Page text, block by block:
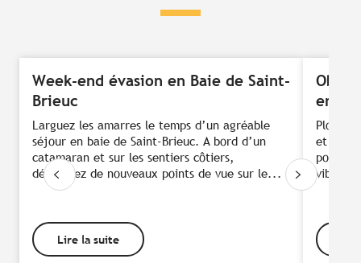
Week-end évasion en Baie de Saint-
Brieuc
Larguez les amarres le temps d’un agréable
séjour en baie de Saint-Brieuc. A bord d’un
catamaran et sur les sentiers côtiers,
découvrez de nouveaux points de vue sur le...
Lire la suite
en
et
pour
vibe